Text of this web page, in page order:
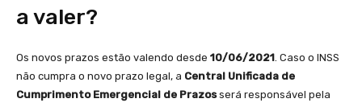
a valer?
Os novos prazos estão valendo desde 10/06/2021. Caso o INSS
não cumpra o novo prazo legal, a Central Unificada de
Cumprimento Emergencial de Prazosserá responsável pela